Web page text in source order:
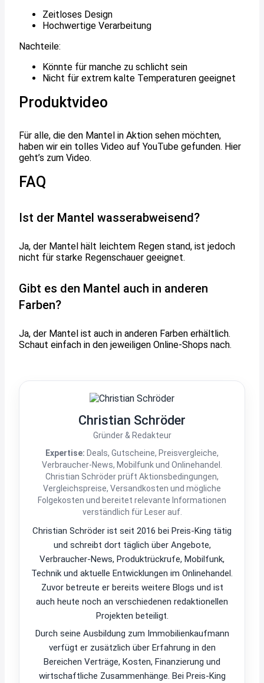
Zeitloses Design
Hochwertige Verarbeitung
Nachteile:
Könnte für manche zu schlicht sein
Nicht für extrem kalte Temperaturen geeignet
Produktvideo
Für alle, die den Mantel in Aktion sehen möchten,
haben wir ein tolles Video auf YouTube gefunden. Hier
geht’s zum Video.
FAQ
Ist der Mantel wasserabweisend?
Ja, der Mantel hält leichtem Regen stand, ist jedoch
nicht für starke Regenschauer geeignet.
Gibt es den Mantel auch in anderen
Farben?
Ja, der Mantel ist auch in anderen Farben erhältlich.
Schaut einfach in den jeweiligen Online-Shops nach.
Christian Schröder
Gründer & Redakteur
Expertise: Deals, Gutscheine, Preisvergleiche,
Verbraucher-News, Mobilfunk und Onlinehandel.
Christian Schröder prüft Aktionsbedingungen,
Vergleichspreise, Versandkosten und mögliche
Folgekosten und bereitet relevante Informationen
verständlich für Leser auf.
Christian Schröder ist seit 2016 bei Preis-King tätig
und schreibt dort täglich über Angebote,
Verbraucher-News, Produktrückrufe, Mobilfunk,
Technik und aktuelle Entwicklungen im Onlinehandel.
Zuvor betreute er bereits weitere Blogs und ist
auch heute noch an verschiedenen redaktionellen
Projekten beteiligt.
Durch seine Ausbildung zum Immobilienkaufmann
verfügt er zusätzlich über Erfahrung in den
Bereichen Verträge, Kosten, Finanzierung und
wirtschaftliche Zusammenhänge. Bei Preis-King